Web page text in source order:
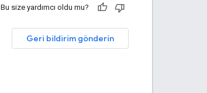
Bu size yardımcı oldu mu?
Geri bildirim gönderin